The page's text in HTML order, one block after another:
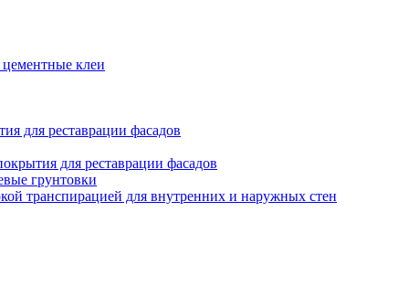
клеи
для реставрации фасадов
для реставрации фасадов
грунтовки
транспирацией для внутренних и наружных стен